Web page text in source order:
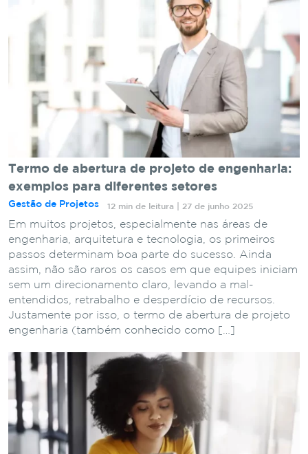
Termo de abertura de projeto de engenharia:
exemplos para diferentes setores
Gestão de Projetos 12 min de leitura | 27 de junho 2025
Em muitos projetos, especialmente nas áreas de
engenharia, arquitetura e tecnologia, os primeiros
passos determinam boa parte do sucesso. Ainda
assim, não são raros os casos em que equipes iniciam
sem um direcionamento claro, levando a mal-
entendidos, retrabalho e desperdício de recursos.
Justamente por isso, o termo de abertura de projeto
engenharia (também conhecido como […]